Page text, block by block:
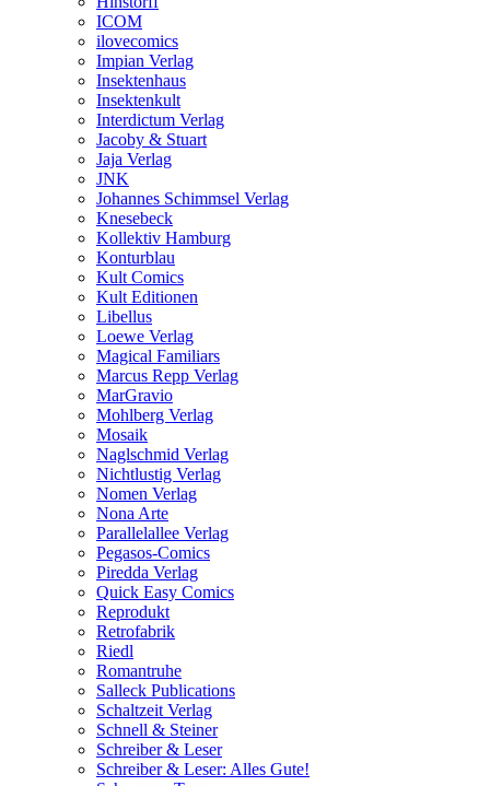
ICOM
ilovecomics
Impian Verlag
Insektenhaus
Insektenkult
Interdictum Verlag
Jacoby & Stuart
Jaja Verlag
JNK
Johannes Schimmsel Verlag
Knesebeck
Kollektiv Hamburg
Konturblau
Kult Comics
Kult Editionen
Libellus
Loewe Verlag
Magical Familiars
Marcus Repp Verlag
MarGravio
Mohlberg Verlag
Mosaik
Naglschmid Verlag
Nichtlustig Verlag
Nomen Verlag
Nona Arte
Parallelallee Verlag
Pegasos-Comics
Piredda Verlag
Quick Easy Comics
Reprodukt
Retrofabrik
Riedl
Romantruhe
Salleck Publications
Schaltzeit Verlag
Schnell & Steiner
Schreiber & Leser
Schreiber & Leser: Alles Gute!